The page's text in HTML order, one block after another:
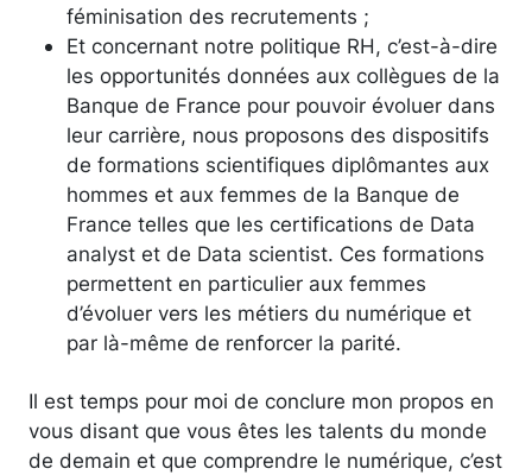
féminisation des recrutements ;
Et concernant notre politique RH, c’est-à-dire
les opportunités données aux collègues de la
Banque de France pour pouvoir évoluer dans
leur carrière, nous proposons des dispositifs
de formations scientifiques diplômantes aux
hommes et aux femmes de la Banque de
France telles que les certifications de Data
analyst et de Data scientist. Ces formations
permettent en particulier aux femmes
d’évoluer vers les métiers du numérique et
par là-même de renforcer la parité.
Il est temps pour moi de conclure mon propos en
vous disant que vous êtes les talents du monde
de demain et que comprendre le numérique, c’est